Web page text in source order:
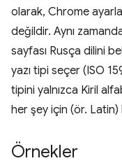
olarak, Chrome
değildir. Aynı
sayfası Rusça dilini
yazı tipi seçer (ISO
tipini yalnızca Kiril
her şey için (ör. Latin)
Örnekler